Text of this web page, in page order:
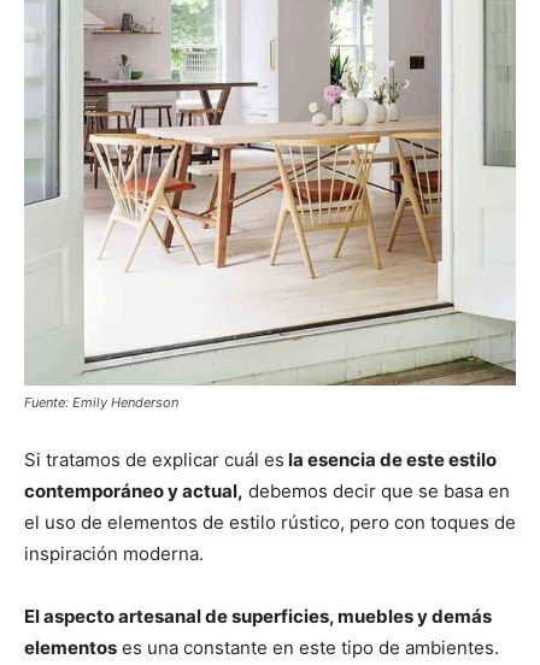
Fuente: Emily Henderson
Si tratamos de explicar cuál es la esencia de este estilo
contemporáneo y actual, debemos decir que se basa en
el uso de elementos de estilo rústico, pero con toques de
inspiración moderna.
El aspecto artesanal de superficies, muebles y demás
elementos es una constante en este tipo de ambientes.